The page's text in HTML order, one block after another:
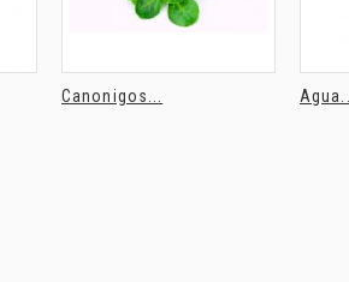
Canonigos... Agua...